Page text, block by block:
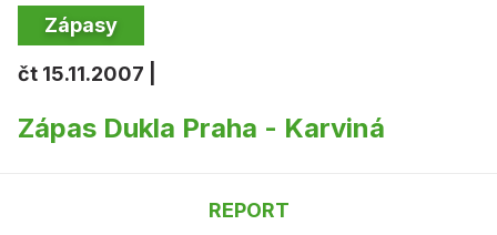
Zápasy
čt 15.11.2007 |
Zápas Dukla Praha - Karviná
REPORT